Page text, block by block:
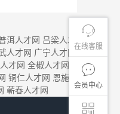
在线客服
会员中心
洱人才网 吕梁人才
人才网 广宁人才网
才网 全椒人才网
铜仁人才网 恩施
蕲春人才网